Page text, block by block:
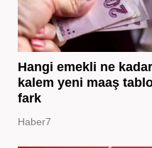
Hangi emekli ne
kalem yeni maaş
fark
Haber7